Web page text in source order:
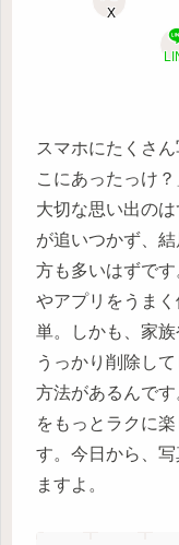
X
スマホにたくさ
こにあったっけ
大切な思い出の
が追いつかず、
方も多いはずで
やアプリをうま
単。しかも、家族
うっかり削除し
方法があるんで
をもっとラクに
す。今日から、
ますよ。